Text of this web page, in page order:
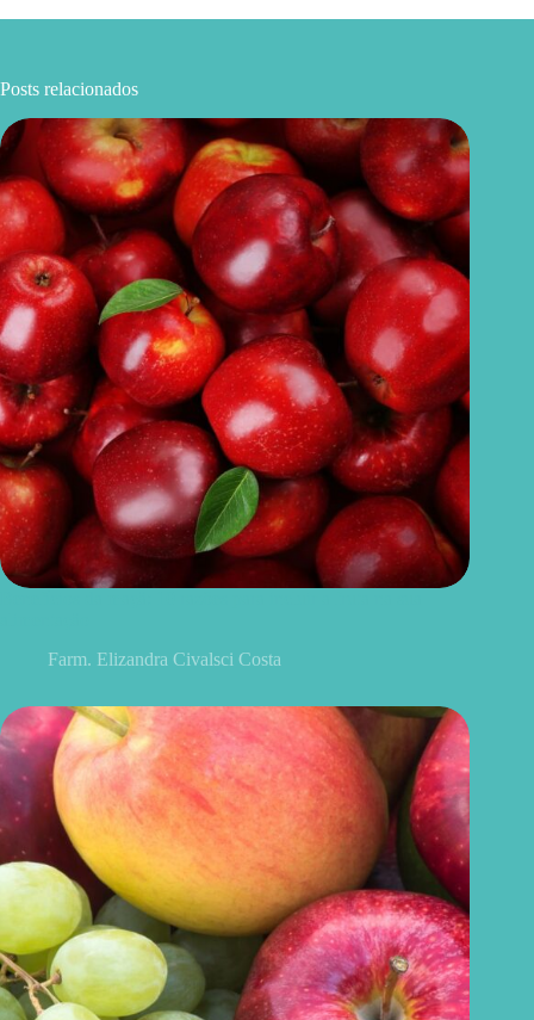
Posts relacionados
Farm. Elizandra Civalsci Costa